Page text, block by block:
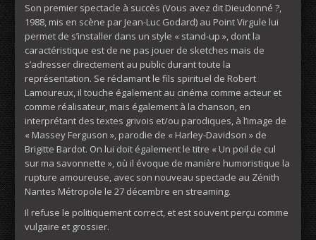
Son premier spectacle à succès (Vous avez dit Dieudonné ?,
1988, mis en scène par Jean-Luc Godard) au Point Virgule lui
permet de s’installer dans un style « stand-up », dont la
caractéristique est de ne pas jouer de sketches mais de
s’adresser directement au public durant toute la
représentation. Se réclamant le fils spirituel de Robert
Lamoureux, il touche également au cinéma comme acteur et
comme réalisateur, mais également à la chanson, en
interprétant des textes grivois et/ou parodiques, à l’image de
« Massey Ferguson », parodie de « Harley-Davidson » de
Brigitte Bardot. On lui doit également le titre « Un poil de cul
sur ma savonnette », où il évoque de manière humoristique la
rupture amoureuse, avec son nouveau spectacle au Zénith
Nantes Métropole le 27 décembre en streaming.
Il refuse le politiquement correct, et est souvent perçu comme
vulgaire et grossier.